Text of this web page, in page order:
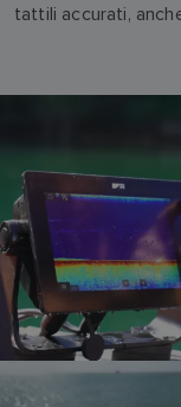
tattili accurati,